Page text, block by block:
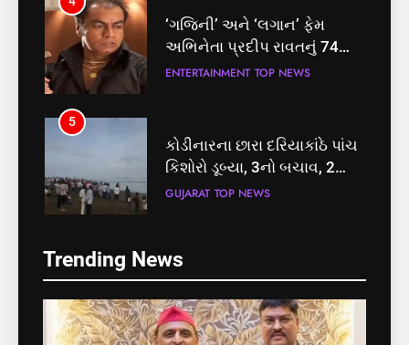
‘ગજિની’ અને ‘લગાન’ ફેમ
અભિનેતા પ્રદીપ રાવતનું 74
વર્ષની વયે નિધન, બ્લડ કેન્સર
ENTERTAINMENT TOP NEWS
5
કોડીનારના છારા દરિયાકાંઠે પાંચ
કિશોરો ડૂબ્યા, 3નો બચાવ, 2
લાપતા
GUJARAT TOP NEWS
પાસપોર્ટ વેરિફિકેશન માટે હવે
મુક્તિ,ગુજરાતમાં વેરિફિકેશન
પ્રક્રિયા બની સરળ
GUJARAT TOP NEWS
Trending Newsકોડીનારના છારા દરિયાકાંઠે પાંચ
કિશોરો ડૂબ્યા, 3નો બચાવ, 2
લાપતા
GUJARAT TOP NEWS